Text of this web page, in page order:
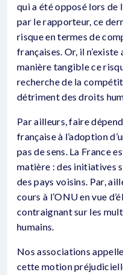
qui a été opposé lors de
par le rapporteur, ce
risque en termes de
françaises. Or, il
manière tangible ce
recherche de la
détriment des droits
Par ailleurs, faire
française à l’adoption
pas de sens. La France
matière : des initiatives
des pays voisins. Par,
cours à l’ONU en vue
contraignant sur les
humains.
Nos associations
cette motion